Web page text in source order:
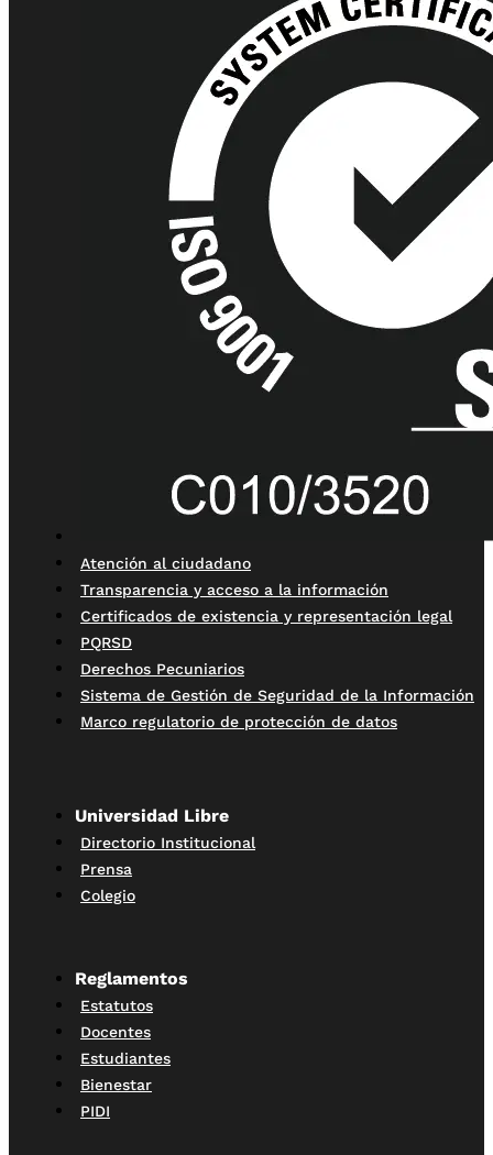
Atención al ciudadano
Transparencia y acceso a la información
Certificados de existencia y representación legal
PQRSD
Derechos Pecuniarios
Sistema de Gestión de Seguridad de la Información
Marco regulatorio de protección de datos
Universidad Libre
Directorio Institucional
Prensa
Colegio
Reglamentos
Estatutos
Docentes
Estudiantes
Bienestar
PIDI